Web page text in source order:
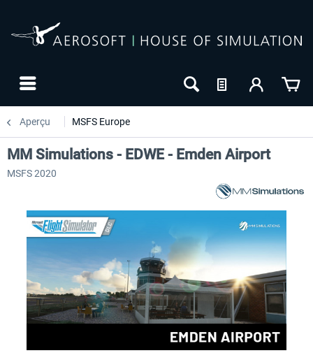
Aperçu MSFS Europe
MM Simulations - EDWE - Emden Airport
MSFS 2020